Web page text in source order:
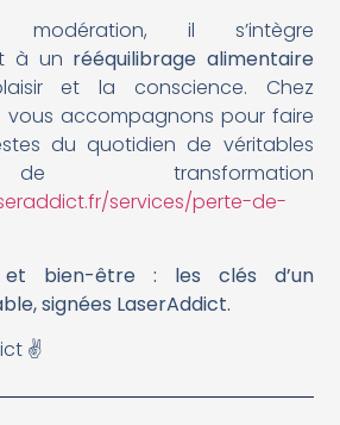
il s’intègre
à un rééquilibrage alimentaire
et la conscience. Chez
vous accompagnons pour faire
du quotidien de véritables
transformation
services/perte-de-
et bien-être : les clés d’un
signées LaserAddict.
✌️